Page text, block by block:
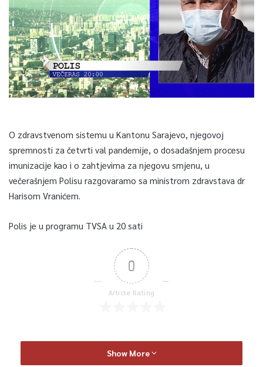
O zdravstvenom sistemu u Kantonu Sarajevo, njegovoj
spremnosti za četvrti val pandemije, o dosadašnjem procesu
imunizacije kao i o zahtjevima za njegovu smjenu, u
večerašnjem Polisu razgovaramo sa ministrom zdravstava dr
Harisom Vranićem.
Polis je u programu TVSA u 20 sati
0
Article Rating
Show More